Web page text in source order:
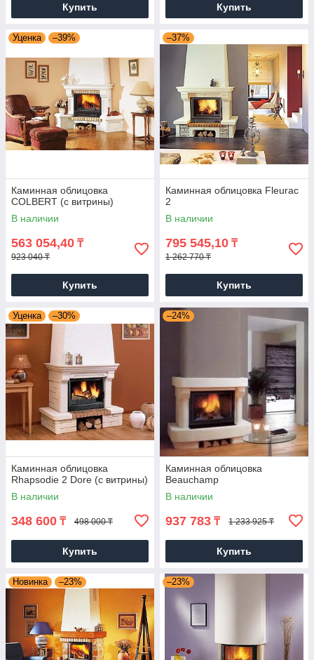
Купить Купить
Уценка –39%
Каминная облицовка
COLBERT (с витрины)
В наличии
563 054,40 ₸
923 040 ₸
Купить
–37%
Каминная облицовка Fleurac
2
В наличии
795 545,10 ₸
1 262 770 ₸
Купить
Уценка –30%
Каминная облицовка
Rhapsodie 2 Dore (с витрины)
В наличии
348 600 ₸ 498 000 ₸
Купить
–24%
Каминная облицовка
Beauchamp
В наличии
937 783 ₸ 1 233 925 ₸
Купить
Новинка –23% –23%